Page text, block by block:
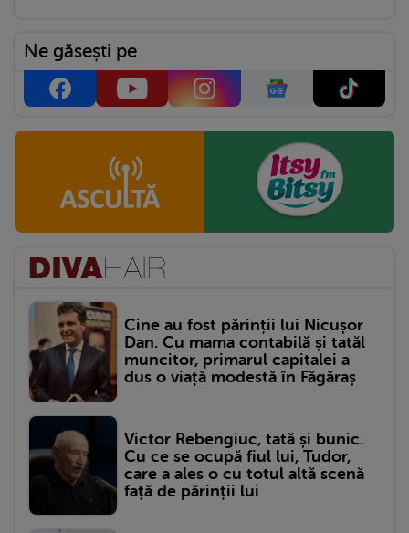
Ne găsești pe
Cine au fost părinții lui Nicușor
Dan. Cu mama contabilă și tatăl
muncitor, primarul capitalei a
dus o viață modestă în Făgăraș
Victor Rebengiuc, tată și bunic.
Cu ce se ocupă fiul lui, Tudor,
care a ales o cu totul altă scenă
față de părinții lui